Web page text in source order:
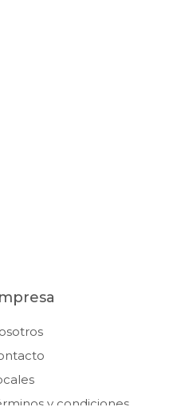
y condiciones